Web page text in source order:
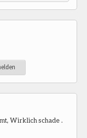
Wirklich schade .